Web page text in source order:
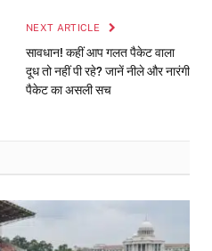
NEXT ARTICLE
सावधान! कहीं आप गलत पैकेट वाला
दूध तो नहीं पी रहे? जानें नीले और नारंगी
पैकेट का असली सच